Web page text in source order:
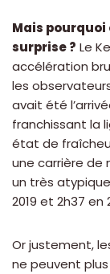
Mais
surprise ? Le
accélération
les
avait été
franchissant la
état de
une carrière de
un très atypique
2019 et 2h37 en
Or justement,
ne peuvent